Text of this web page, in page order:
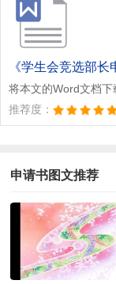
《学生会竞选部长
将本文的Word文档
推荐度：
申请书图文推荐